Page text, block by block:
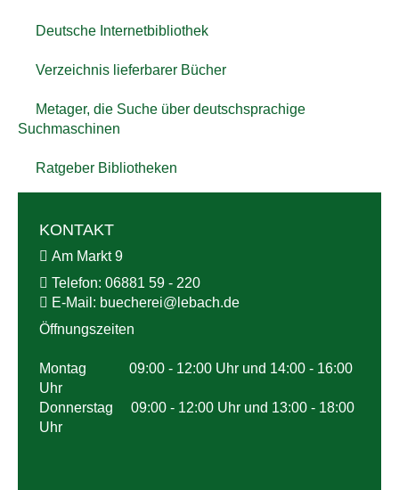
Deutsche Internetbibliothek
Verzeichnis lieferbarer Bücher
Metager, die Suche über deutschsprachige
Suchmaschinen
Ratgeber Bibliotheken
KONTAKT
Am Markt 9
Telefon: 06881 59 - 220
E-Mail: buecherei@ lebach.de
Öffnungszeiten
Montag 09:00 - 12:00 Uhr und 14:00 - 16:00
Uhr
Donnerstag 09:00 - 12:00 Uhr und 13:00 - 18:00
Uhr